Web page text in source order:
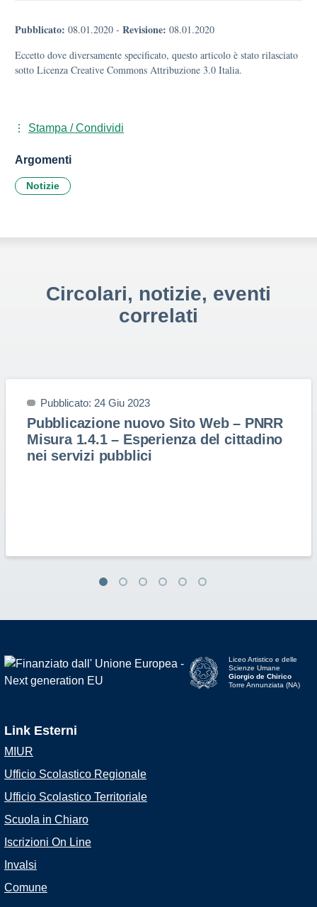
Pubblicato: 08.01.2020 - Revisione: 08.01.2020
Eccetto dove diversamente specificato, questo articolo è stato rilasciato
sotto Licenza Creative Commons Attribuzione 3.0 Italia.
Stampa / Condividi
Argomenti
Notizie
Circolari, notizie, eventi
correlati
Pubblicato: 24 Giu 2023
Pubblicazione nuovo Sito Web – PNRR
Misura 1.4.1 – Esperienza del cittadino
nei servizi pubblici
Liceo Artistico e delle
Scienze Umane
Giorgio de Chirico
Torre Annunziata (NA)
Link Esterni
MIUR
Ufficio Scolastico Regionale
Ufficio Scolastico Territoriale
Scuola in Chiaro
Iscrizioni On Line
Invalsi
Comune